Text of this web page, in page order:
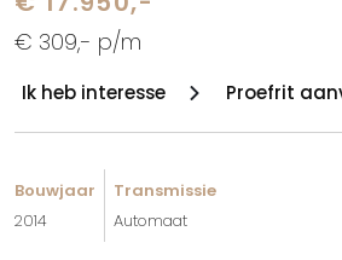
€ 309,- p/m
Ik heb interesse Proefrit
Bouwjaar
2014
Transmissie
Automaat